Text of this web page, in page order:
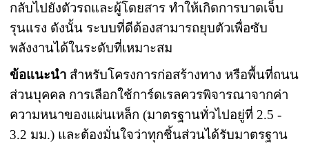
กลับไปยังตัวรถและผู้โดยสาร ทำให้เกิดการบาดเจ็บ
รุนแรง ดังนั้น ระบบที่ดีต้องสามารถยุบตัวเพื่อซับ
พลังงานได้ในระดับที่เหมาะสม
ข้อแนะนำ สำหรับโครงการก่อสร้างทาง หรือพื้นที่ถนน
ส่วนบุคคล การเลือกใช้การ์ดเรลควรพิจารณาจากค่า
ความหนาของแผ่นเหล็ก (มาตรฐานทั่วไปอยู่ที่ 2.5 -
3.2 มม.) และต้องมั่นใจว่าทุกชิ้นส่วนได้รับมาตรฐาน